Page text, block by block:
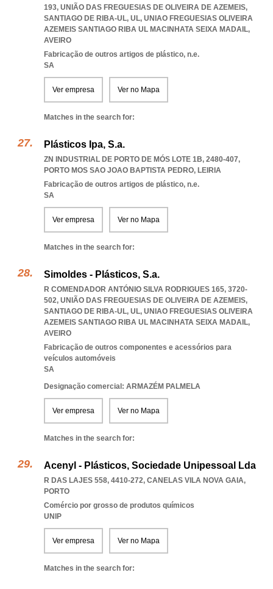
193, UNIÃO DAS FREGUESIAS DE OLIVEIRA DE AZEMEIS,
SANTIAGO DE RIBA-UL, UL, UNIAO FREGUESIAS OLIVEIRA
AZEMEIS SANTIAGO RIBA UL MACINHATA SEIXA MADAIL,
AVEIRO
Fabricação de outros artigos de plástico, n.e.
SA
Ver empresa Ver no Mapa
Matches in the search for:
Plásticos Ipa, S.a.
ZN INDUSTRIAL DE PORTO DE MÓS LOTE 1B, 2480-407,
PORTO MOS SAO JOAO BAPTISTA PEDRO, LEIRIA
Fabricação de outros artigos de plástico, n.e.
SA
Ver empresa Ver no Mapa
Matches in the search for:
Simoldes - Plásticos, S.a.
R COMENDADOR ANTÓNIO SILVA RODRIGUES 165, 3720-
502, UNIÃO DAS FREGUESIAS DE OLIVEIRA DE AZEMEIS,
SANTIAGO DE RIBA-UL, UL, UNIAO FREGUESIAS OLIVEIRA
AZEMEIS SANTIAGO RIBA UL MACINHATA SEIXA MADAIL,
AVEIRO
Fabricação de outros componentes e acessórios para
veículos automóveis
SA
Designação comercial: ARMAZÉM PALMELA
Ver empresa Ver no Mapa
Matches in the search for:
Acenyl - Plásticos, Sociedade Unipessoal Lda
R DAS LAJES 558, 4410-272, CANELAS VILA NOVA GAIA,
PORTO
Comércio por grosso de produtos químicos
UNIP
Ver empresa Ver no Mapa
Matches in the search for: